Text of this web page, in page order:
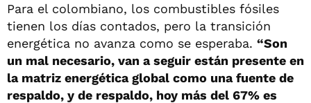
Para el colombiano, los combustibles fósiles
tienen los días contados, pero la transición
energética no avanza como se esperaba. “Son
un mal necesario, van a seguir están presente en
la matriz energética global como una fuente de
respaldo, y de respaldo, hoy más del 67% es